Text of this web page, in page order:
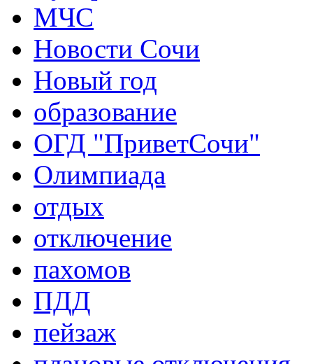
МЧС
Новости Сочи
Новый год
образование
ОГД "ПриветСочи"
Олимпиада
отдых
отключение
пахомов
ПДД
пейзаж